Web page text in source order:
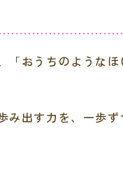
おうちのような
み出す力を、一歩